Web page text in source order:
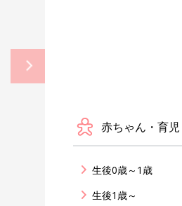
赤ちゃん・育児
生後0歳～1歳
生後1歳～